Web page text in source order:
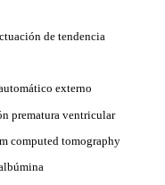
de tendencia
externo
prematura ventricular
computed tomography